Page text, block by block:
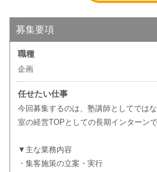
募集要項
職種
企画
任せたい仕事
今回募集するのは、塾講師としてでは
室の経営TOPとしての長期インターンで
▼主な業務内容
・集客施策の立案・実行